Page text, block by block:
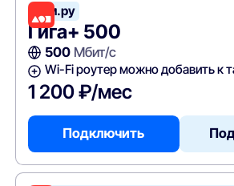
Дом.ру
Гига+ 500
500Мбит/с
Wi-Fi роутер можно добавить к
1 200 ₽/мес
Подключить